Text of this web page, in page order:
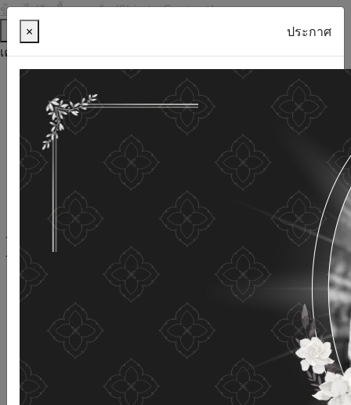
ข้ามไปยังเนื้อหาหลัก (Skip to Content)
ช่วยเหลือ
เครื่องมือการเข้าถึง
ภาษาไทย
ภาษาอังกฤษ
เพิ่มขนาดตัวอักษร
ลดขนาดตัวอักษร
ขนาดตัวอักษรปกติ
ความคมชัดสูง
ความคมชัดเชิงลบ
ความคมชัดปกติ
เปิดอ่านด้วยเสียง
ปิดอ่านด้วยเสียง
ผังเว็บไซต์
เว็บไซต์นี้ใช้คุกกี้ (Cookies)
กรมกิจการผู้สูงอายุ
ให้ความสำคัญต่อข้อมูลส่วนบุคคลของ
ท่าน เพื่อการพัฒนาและปรับปรุงเว็บไซต์ หากท่านใช้บริการ
เว็บไซต์นี้โดยไม่มีการปรับตั้งค่าใดๆ แสดงว่าท่านยินยอมที่จะ
รับคุกกี้บนเว็บไซต์ และนโยบายสิทธิส่วนบุคคลของเรา
× ประกาศ